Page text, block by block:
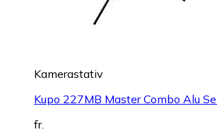
Kamerastativ
Kupo 227MB Master Combo Alu
fr.